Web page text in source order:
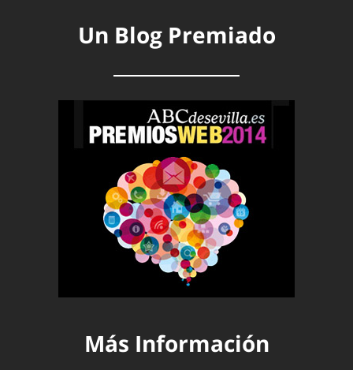
Un Blog Premiado
Más Información